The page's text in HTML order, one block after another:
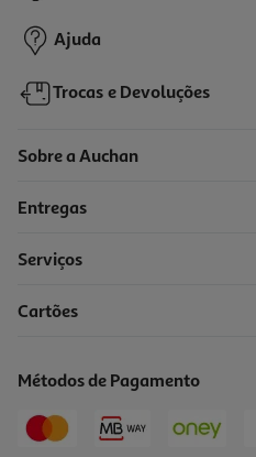
Ajuda
Trocas e Devoluções
Sobre a Auchan
Entregas
Serviços
Cartões
Métodos de Pagamento